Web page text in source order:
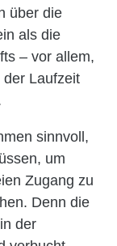
über die
als die
– vor allem,
Laufzeit
sinnvoll,
um
Zugang zu
Denn die
der